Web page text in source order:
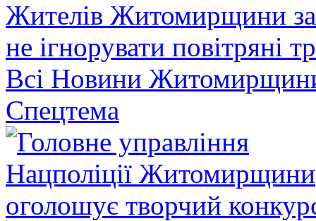
Жителів Житомирщини
не ігнорувати повітряні
Всі Новини
Спецтема